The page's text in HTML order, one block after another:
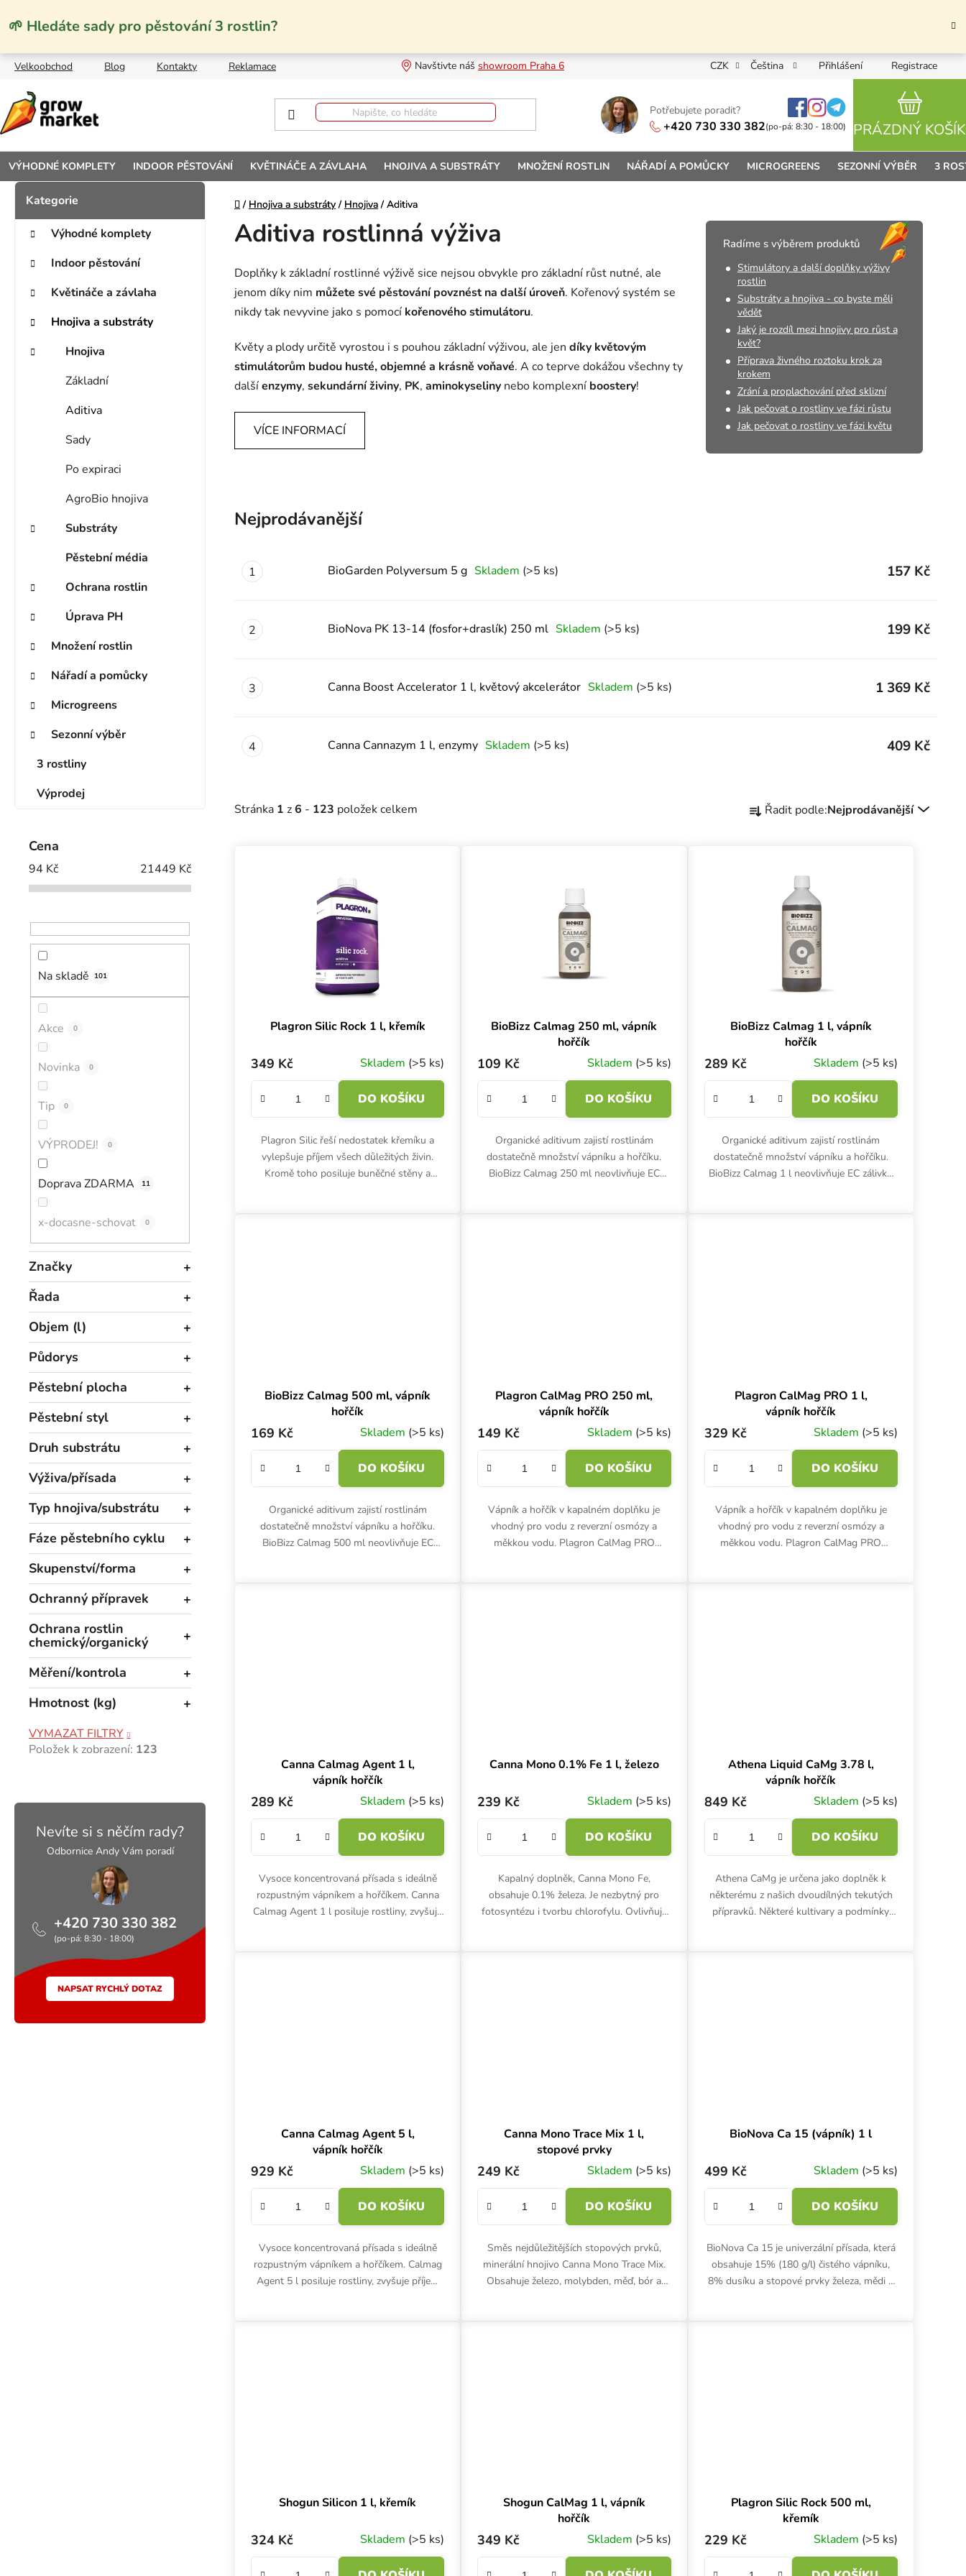
🌱 Hledáte sady pro pěstování 3 rostlin?
Velkoobchod Blog Kontakty Reklamace Navštivte náš showroom Praha 6 CZK Čeština Přihlášení Registrace
Potřebujete poradit?
+420 730 330 382(po-pá: 8:30 - 18:00) PRÁZDNÝ KOŠÍK
VÝHODNÉ KOMPLETY INDOOR PĚSTOVÁNÍ KVĚTINÁČE A ZÁVLAHA HNOJIVA A SUBSTRÁTY MNOŽENÍ ROSTLIN NÁŘADÍ A POMŮCKY MICROGREENS SEZONNÍ VÝBĚR 3
Postranní panel
Přeskočit kategorie
Kategorie
Výhodné komplety
Indoor pěstování
Květináče a závlaha
Hnojiva a substráty
Hnojiva
Základní
Aditiva
Sady
Po expiraci
AgroBio hnojiva
Substráty
Pěstební média
Ochrana rostlin
Úprava PH
Množení rostlin
Nářadí a pomůcky
Microgreens
Sezonní výběr
3 rostliny
Výprodej
Cena
94 Kč 21449 Kč
Na skladě 101
Akce 0
Novinka 0
Tip 0
VÝPRODEJ! 0
Doprava ZDARMA 11
x-docasne-schovat 0
Značky
Řada
Objem (l)
Půdorys
Pěstební plocha
Pěstební styl
Druh substrátu
Výživa/přísada
Typ hnojiva/substrátu
Fáze pěstebního cyklu
Skupenství/forma
Ochranný přípravek
Ochrana rostlin
chemický/organický
Měření/kontrola
Hmotnost (kg)
VYMAZAT FILTRY
Položek k zobrazení: 123
Nevíte si s něčím rady?
Odbornice Andy Vám poradí
+420 730 330 382
(po-pá: 8:30 - 18:00)
NAPSAT RYCHLÝ DOTAZ
Domů
/ Hnojiva a substráty / Hnojiva / Aditiva
Nejprodávanější
BioGarden Polyversum 5 g Skladem (>5 ks) 157 Kč
BioNova PK 13-14 (fosfor+draslík) 250 ml Skladem (>5 ks) 199 Kč
Canna Boost Accelerator 1 l, květový akcelerátor Skladem (>5 ks) 1 369 Kč
Canna Cannazym 1 l, enzymy Skladem (>5 ks) 409 Kč
Domů
/ Hnojiva a substráty / Hnojiva / Aditiva
Aditiva rostlinná výživa
Doplňky k základní rostlinné výživě sice nejsou obvykle pro základní růst nutné, ale
jenom díky nim můžete své pěstování povznést na další úroveň. Kořenový systém se
nikdy tak nevyvine jako s pomocí kořenového stimulátoru.
Květy a plody určitě vyrostou i s pouhou základní výživou, ale jen díky květovým
stimulátorům budou husté, objemné a krásně voňavé. A co teprve dokážou všechny ty
dalšíenzymy, sekundární živiny, PK, aminokyseliny nebo komplexní boostery!
VÍCE INFORMACÍ
Radíme s výběrem produktů
Stimulátory a další doplňky výživy
rostlin
Substráty a hnojiva - co byste měli
vědět
Jaký je rozdíl mezi hnojivy pro růst a
květ?
Příprava živného roztoku krok za
krokem
Zrání a proplachování před sklizní
Jak pečovat o rostliny ve fázi růstu
Jak pečovat o rostliny ve fázi květu
Stránka 1 z6 - 123 položek celkem Řazení produktů
Řadit podle:Nejprodávanější
Plagron Silic Rock 1 l, křemík
Skladem (>5 ks)
349 Kč
DO KOŠÍKU
Plagron Silic řeší nedostatek křemíku a
vylepšuje příjem všech důležitých živin.
Kromě toho posiluje buněčné stěny a
BioBizz Calmag 250 ml, vápník
hořčík
Skladem (>5 ks)
109 Kč
DO KOŠÍKU
Organické aditivum zajistí rostlinám
dostatečně množství vápníku a hořčíku.
BioBizz Calmag 250 ml neovlivňuje EC
BioBizz Calmag 1 l, vápník
hořčík
Skladem (>5 ks)
289 Kč
DO KOŠÍKU
Organické aditivum zajistí rostlinám
dostatečně množství vápníku a hořčíku.
BioBizz Calmag 1 l neovlivňuje EC zálivky.
BioBizz Calmag 500 ml, vápník
hořčík
Skladem (>5 ks)
169 Kč
DO KOŠÍKU
Organické aditivum zajistí rostlinám
dostatečně množství vápníku a hořčíku.
BioBizz Calmag 500 ml neovlivňuje EC
Plagron CalMag PRO 250 ml,
vápník hořčík
Skladem (>5 ks)
149 Kč
DO KOŠÍKU
Vápník a hořčík v kapalném doplňku je
vhodný pro vodu z reverzní osmózy a
měkkou vodu. Plagron CalMag PRO
Plagron CalMag PRO 1 l,
vápník hořčík
Skladem (>5 ks)
329 Kč
DO KOŠÍKU
Vápník a hořčík v kapalném doplňku je
vhodný pro vodu z reverzní osmózy a
měkkou vodu. Plagron CalMag PRO
Canna Calmag Agent 1 l,
vápník hořčík
Skladem (>5 ks)
289 Kč
DO KOŠÍKU
Vysoce koncentrovaná přísada s ideálně
rozpustným vápníkem a hořčíkem. Canna
Calmag Agent 1 l posiluje rostliny, zvyšuje
Canna Mono 0.1% Fe 1 l, železo
Skladem (>5 ks)
239 Kč
DO KOŠÍKU
Kapalný doplněk, Canna Mono Fe,
obsahuje 0.1% železa. Je nezbytný pro
fotosyntézu i tvorbu chlorofylu. Ovlivňuje
Athena Liquid CaMg 3.78 l,
vápník hořčík
Skladem (>5 ks)
849 Kč
DO KOŠÍKU
Athena CaMg je určena jako doplněk k
některému z našich dvoudílných tekutých
přípravků. Některé kultivary a podmínky
Canna Calmag Agent 5 l,
vápník hořčík
Skladem (>5 ks)
929 Kč
DO KOŠÍKU
Vysoce koncentrovaná přísada s ideálně
rozpustným vápníkem a hořčíkem. Calmag
Agent 5 l posiluje rostliny, zvyšuje příjem
Canna Mono Trace Mix 1 l,
stopové prvky
Skladem (>5 ks)
249 Kč
DO KOŠÍKU
Směs nejdůležitějších stopových prvků,
minerální hnojivo Canna Mono Trace Mix.
Obsahuje železo, molybden, měď, bór a
BioNova Ca 15 (vápník) 1 l
Skladem (>5 ks)
499 Kč
DO KOŠÍKU
BioNova Ca 15 je univerzální přísada, která
obsahuje 15% (180 g/l) čistého vápníku,
8% dusíku a stopové prvky železa, mědi a
Shogun Silicon 1 l, křemík
Skladem (>5 ks)
324 Kč
Shogun CalMag 1 l, vápník
hořčík
Skladem (>5 ks)
349 Kč
Plagron Silic Rock 500 ml,
křemík
Skladem (>5 ks)
229 Kč